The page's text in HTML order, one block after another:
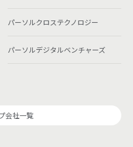
パーソルクロステクノロジー
パーソルデジタルベンチャーズ
会社一覧